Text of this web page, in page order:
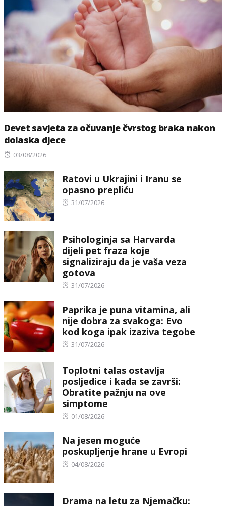
Devet savjeta za očuvanje čvrstog braka nakon
dolaska djece
Posted
03/08/2026
Ratovi u Ukrajini i Iranu se
opasno prepliću
Posted
31/07/2026
Psihologinja sa Harvarda
dijeli pet fraza koje
signaliziraju da je vaša veza
gotova
Posted
31/07/2026
Paprika je puna vitamina, ali
nije dobra za svakoga: Evo
kod koga ipak izaziva tegobe
Posted
31/07/2026
Toplotni talas ostavlja
posljedice i kada se završi:
Obratite pažnju na ove
simptome
Posted
01/08/2026
Na jesen moguće
poskupljenje hrane u Evropi
Posted
04/08/2026
Drama na letu za Njemačku: